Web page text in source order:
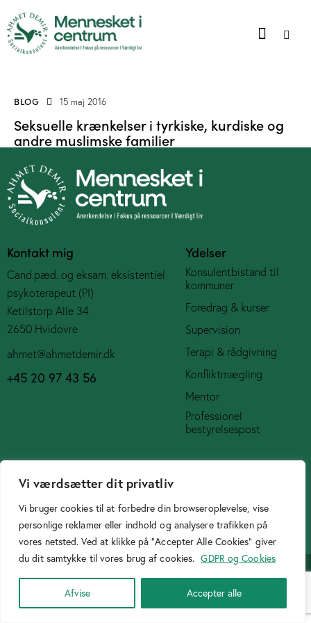
Vi værdsætter dit privatliv
Vi bruger cookies til at forbedre din browseroplevelse, vise
personlige reklamer eller indhold og analysere trafikken på
vores netsted. Ved at klikke på "Accepter Alle Cookies" giver
du dit samtykke til vores brug af cookies. GDPR og Cookies
Afvise Accepter alle
BLOG 15 maj 2016
Seksuelle krænkelser i tyrkiske, kurdiske og
andre muslimske familier
Kontakt mig
Cand.pæd. og eksam. eksistentiel
psykoterapeut (PI)
Ketilstorp Alle 34
2650 Hvidovre
ahmet@ahmetdemir.dk
+45 20 97 43 56
Ydelser
Konsulentbistand til
kommuner
Foredrag & kurser
Supervision
Terapi & rådgivning
Konfliktmægling
Mentor
Professionel
bestyrelsespost
Social Media
Cookiepolitik